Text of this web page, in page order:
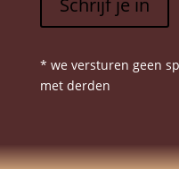
Schrijf je in
* we versturen geen
met derden